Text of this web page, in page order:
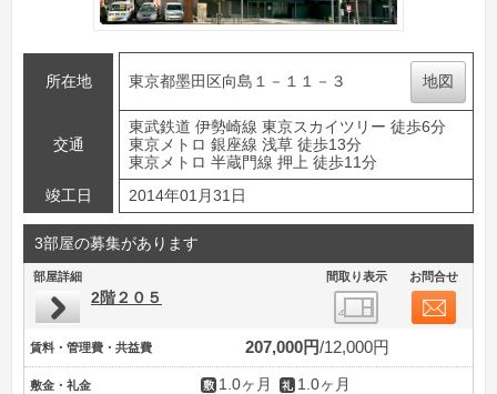
所在地 東京都墨田区向島１－１１－３ 地図
交通
東武鉄道 伊勢崎線 東京スカイツリー 徒歩6分
東京メトロ 銀座線 浅草 徒歩13分
東京メトロ 半蔵門線 押上 徒歩11分
竣工日
2014年01月31日
3部屋の募集があります
部屋詳細 間取り表示 お問合せ
2階２０５
賃料・管理費・共益費 207,000円 12,000円
敷金・礼金 1.0ヶ月 1.0ヶ月